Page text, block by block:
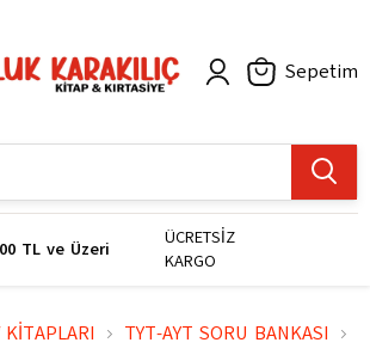
Sepetim
TL ve Üzeri
ÜCRETSİZ
KARGO
KİTAPLARI TYT-AYT SORU BANKASI